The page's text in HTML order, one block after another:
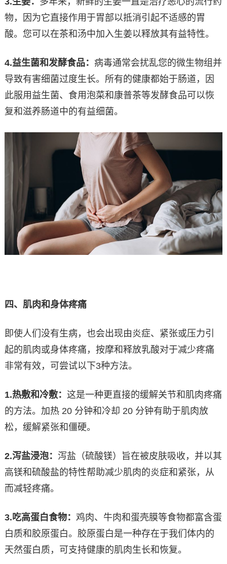
物，因为它直接作用于胃部以抵消引起不适感的胃
酸。您可以在茶和汤中加入生姜以释放其有益特性。
4.益生菌和发酵食品： 病毒通常会扰乱您的微生物组并
导致有害细菌过度生长。所有的健康都始于肠道，因
此服用益生菌、食用泡菜和康普茶等发酵食品可以恢
复和滋养肠道中的有益细菌。
四、肌肉和身体疼痛
即使人们没有生病，也会出现由炎症、紧张或压力引
起的肌肉或身体疼痛，按摩和释放乳酸对于减少疼痛
非常有效，可尝试以下3种方法。
1.热敷和冷敷： 这是一种更直接的缓解关节和肌肉疼痛
的方法。加热 20 分钟和冷却 20 分钟有助于肌肉放
松，缓解紧张和僵硬。
2.泻盐浸泡： 泻盐（硫酸镁）旨在被皮肤吸收，并以其
高镁和硫酸盐的特性帮助减少肌肉的炎症和紧张，从
而减轻疼痛。
3.吃高蛋白食物： 鸡肉、牛肉和蛋壳膜等食物都富含蛋
白质和胶原蛋白。胶原蛋白是一种存在于我们体内的
天然蛋白质，可支持健康的肌肉生长和恢复。